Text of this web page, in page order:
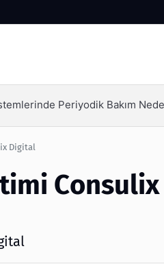
Periyodik Bakım
Digital